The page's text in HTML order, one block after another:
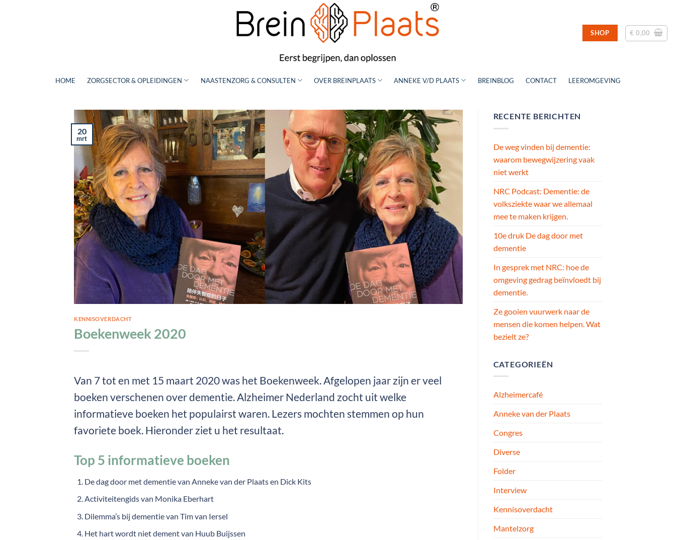
SHOP € 0,00
HOME ZORGSECTOR & OPLEIDINGEN NAASTENZORG & CONSULTEN OVER BREINPLAATS ANNEKE V/D PLAATS BREINBLOG CONTACT LEEROMGEVING
20
mrt
KENNISOVERDACHT
Boekenweek 2020
Van 7 tot en met 15 maart 2020 was het Boekenweek. Afgelopen jaar zijn er veel
boeken verschenen over dementie. Alzheimer Nederland zocht uit welke
informatieve boeken het populairst waren. Lezers mochten stemmen op hun
favoriete boek. Hieronder ziet u het resultaat.
Top 5 informatieve boeken
De dag door met dementie van Anneke van der Plaats en Dick Kits
Activiteitengids van Monika Eberhart
Dilemma’s bij dementie van Tim van Iersel
Het hart wordt niet dement van Huub Buijssen
RECENTE BERICHTEN
De weg vinden bij dementie:
waarom bewegwijzering vaak
niet werkt
NRC Podcast: Dementie: de
volksziekte waar we allemaal
mee te maken krijgen.
10e druk De dag door met
dementie
In gesprek met NRC: hoe de
omgeving gedrag beïnvloedt bij
dementie.
Ze gooien vuurwerk naar de
mensen die komen helpen. Wat
bezielt ze?
CATEGORIEËN
Alzheimercafé
Anneke van der Plaats
Congres
Diverse
Folder
Interview
Kennisoverdacht
Mantelzorg